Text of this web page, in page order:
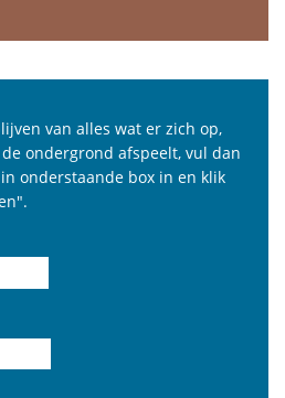
van alles wat er zich op,
ondergrond afspeelt, vul dan
onderstaande box in en klik